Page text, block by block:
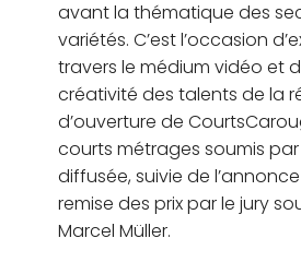
avant la thématique des
variétés. C’est l’occasion
travers le médium vidéo et
créativité des talents de la
d’ouverture de
courts métrages soumis
diffusée, suivie de
remise des prix par le jury
Marcel Müller.